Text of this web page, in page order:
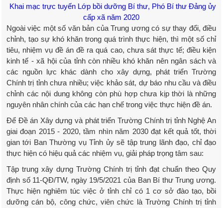
Khai mạc trực tuyến Lớp bồi dưỡng Bí thư, Phó Bí thư Đảng ủy
cấp xã năm 2020
Ngoài việc một số văn bản của Trung ương có sự thay đổi, điều
chỉnh, tạo sự khó khăn trong quá trình thực hiện, thì một số chỉ
tiêu, nhiệm vụ đề án đề ra quá cao, chưa sát thực tế; điều kiện
kinh tế - xã hội của tỉnh còn nhiều khó khăn nên ngân sách và
các nguồn lực khác dành cho xây dựng, phát triển Trường
Chính trị tỉnh chưa nhiều; việc khảo sát, dự báo nhu cầu và điều
chỉnh các nội dung không còn phù hợp chưa kịp thời là những
nguyên nhân chính của các hạn chế trong việc thực hiện đề án.
Để Đề án Xây dựng và phát triển Trường Chính trị tỉnh Nghệ An
giai đoạn 2015 - 2020, tầm nhìn năm 2030 đạt kết quả tốt, thời
gian tới Ban Thường vụ Tỉnh ủy sẽ tập trung lãnh đạo, chỉ đạo
thực hiện có hiệu quả các nhiệm vụ, giải pháp trọng tâm sau:
Tập trung xây dựng Trường Chính trị tỉnh đạt chuẩn theo Quy
định số 11-QĐ/TW, ngày 19/5/2021 của Ban Bí thư Trung ương.
Thực hiện nghiêm túc việc ở tỉnh chỉ có 1 cơ sở đào tạo, bồi
dưỡng cán bộ, công chức, viên chức là Trường Chính trị tỉnh